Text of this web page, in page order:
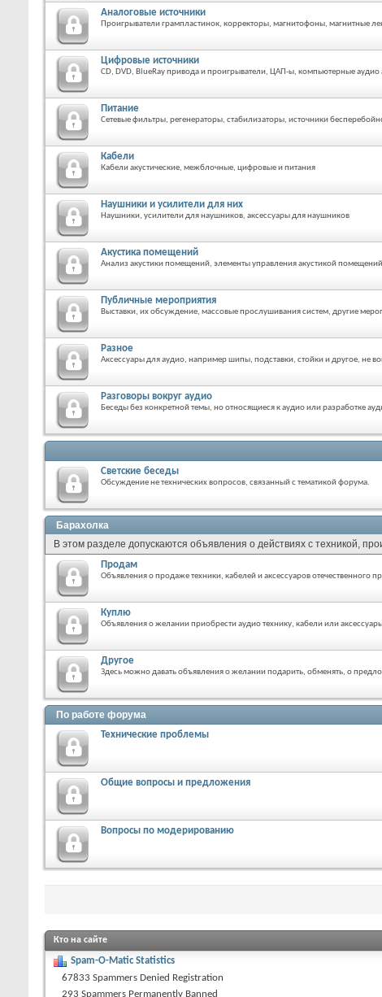
Аналоговые источники
Проигрыватели грампластинок, корректоры, магнитофоны, магнитные
Цифровые источники
CD, DVD, BlueRay привода и проигрыватели, ЦАП-ы, компьютерные аудио
Питание
Сетевые фильтры, регенераторы, стабилизаторы, источники
Кабели
Кабели акустические, межблочные, цифровые и питания
Наушники и усилители для них
Наушники, усилители для наушников, аксессуары для наушников
Акустика помещений
Анализ акустики помещений, элементы управления акустикой
Публичные мероприятия
Выставки, их обсуждение, массовые прослушивания систем, другие
Разное
Аксессуары для аудио, например шипы, подставки, стойки и другое, не
Разговоры вокруг аудио
Беседы без конкретной темы, но относящиеся к аудио или разработке
Светские беседы
Обсуждение не технических вопросов, связанный с тематикой форума.
Барахолка
В этом разделе допускаются объявления о действиях с техникой,
Продам
Объявления о продаже техники, кабелей и аксессуаров отечественного
Куплю
Объявления о желании приобрести аудио технику, кабели или
Другое
Здесь можно давать объявления о желании подарить, обменять, о
По работе форума
Технические проблемы
Общие вопросы и предложения
Вопросы по модерированию
Кто на сайте
Spam-O-Matic Statistics
67833 Spammers Denied Registration
293 Spammers Permanently Banned